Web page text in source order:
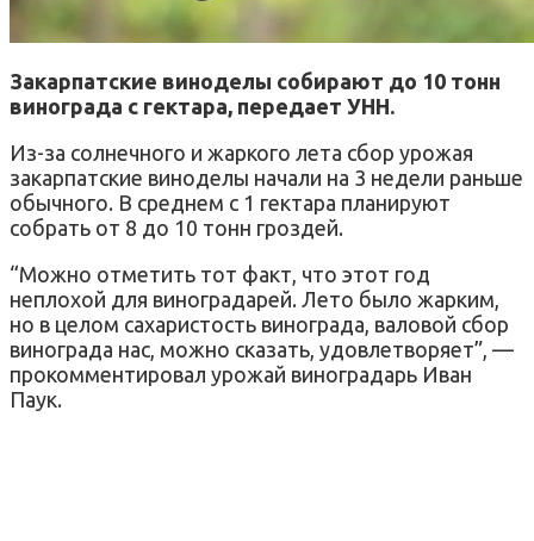
Закарпатские виноделы собирают до 10 тонн
винограда с гектара, передает УНН.
Из-за солнечного и жаркого лета сбор урожая
закарпатские виноделы начали на 3 недели раньше
обычного. В среднем с 1 гектара планируют
собрать от 8 до 10 тонн гроздей.
“Можно отметить тот факт, что этот год
неплохой для виноградарей. Лето было жарким,
но в целом сахаристость винограда, валовой сбор
винограда нас, можно сказать, удовлетворяет”, —
прокомментировал урожай виноградарь Иван
Паук.